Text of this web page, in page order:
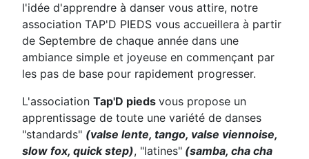
l'idée d'apprendre à danser vous attire, notre
association TAP'D PIEDS vous accueillera à partir
de Septembre de chaque année dans une
ambiance simple et joyeuse en commençant par
les pas de base pour rapidement progresser.
L'association Tap'D pieds vous propose un
apprentissage de toute une variété de danses
"standards" (valse lente, tango, valse viennoise,
slow fox, quick step), "latines" (samba, cha cha